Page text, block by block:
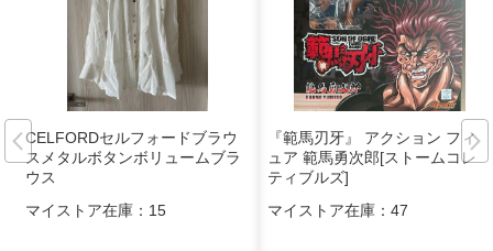
CELFORDセルフォードブラウ
スメタルボタンボリュームブラ
ウス
マイストア在庫： 15
『範馬刃牙』 アクション フィギ
ュア 範馬勇次郎[ストームコレク
ティブルズ]
マイストア在庫： 47